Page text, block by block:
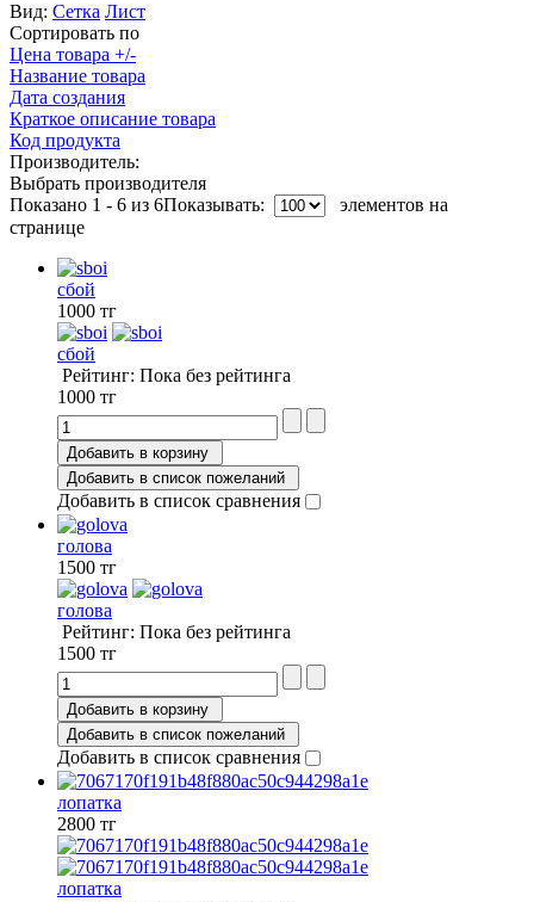
Вид: Сетка Лист
Сортировать по
Цена товара +/-
Название товара
Дата создания
Краткое описание товара
Код продукта
Производитель:
Выбрать производителя
Показано 1 - 6 из 6Показывать:
элементов на
странице
сбой
1000 тг
сбой
Рейтинг: Пока без рейтинга
1000 тг
Добавить в корзину
Добавить в список пожеланий
Добавить в список сравнения
голова
1500 тг
голова
Рейтинг: Пока без рейтинга
1500 тг
Добавить в корзину
Добавить в список пожеланий
Добавить в список сравнения
лопатка
2800 тг
лопатка